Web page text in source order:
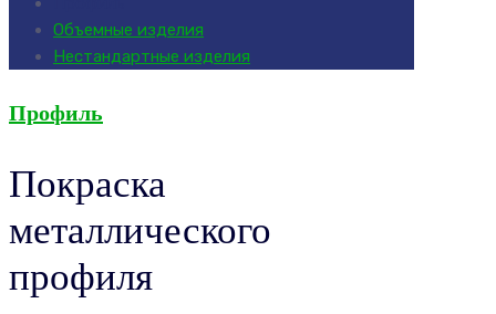
Объемные изделия
Нестандартные изделия
Профиль
Покраска
металлического
профиля